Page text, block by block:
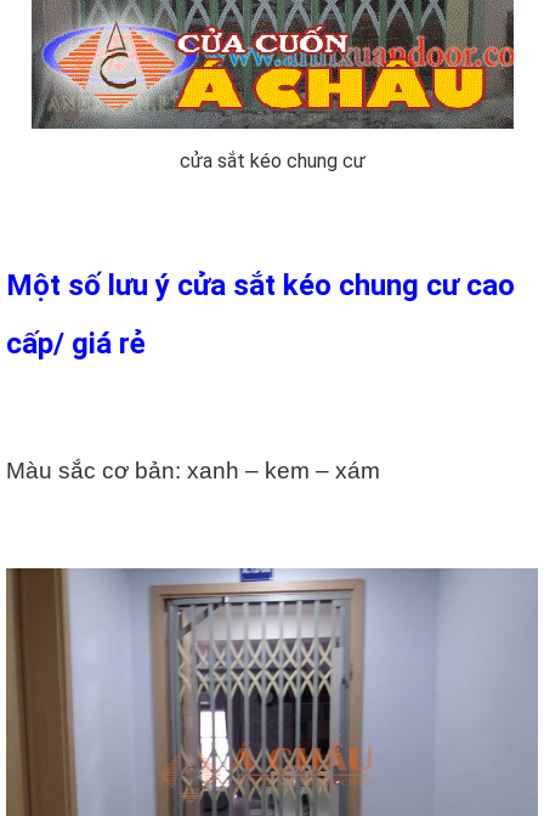
cửa sắt kéo chung cư
Một số lưu ý cửa sắt kéo chung cư cao
cấp/ giá rẻ
Màu sắc cơ bản: xanh – kem – xám